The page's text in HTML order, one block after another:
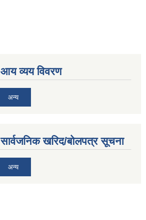
आय व्यय विवरण
अन्य
सार्वजनिक खरिद/बोलपत्र सूचना
अन्य